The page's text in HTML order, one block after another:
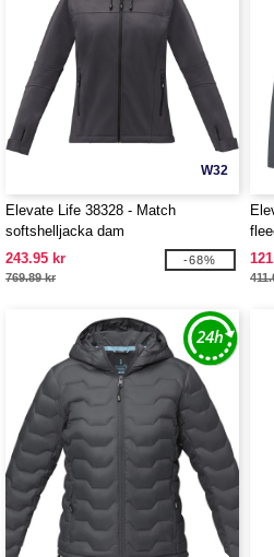
W32
Elevate Life 38328 - Match
softshelljacka dam
243.95 kr
769.89 kr
-68%